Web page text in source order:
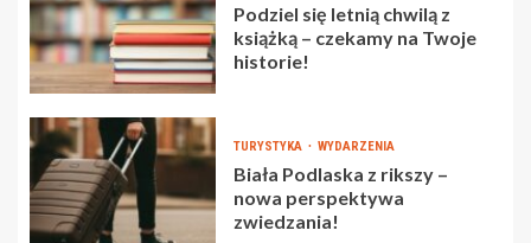
Podziel się letnią chwilą z
książką – czekamy na Twoje
historie!
TURYSTYKA WYDARZENIA
Biała Podlaska z rikszy –
nowa perspektywa
zwiedzania!